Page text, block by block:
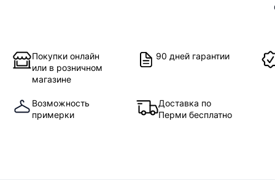
Покупки онлайн
или в розничном
магазине
90 дней гарантии
Возможность
примерки
Доставка по
Перми бесплатно